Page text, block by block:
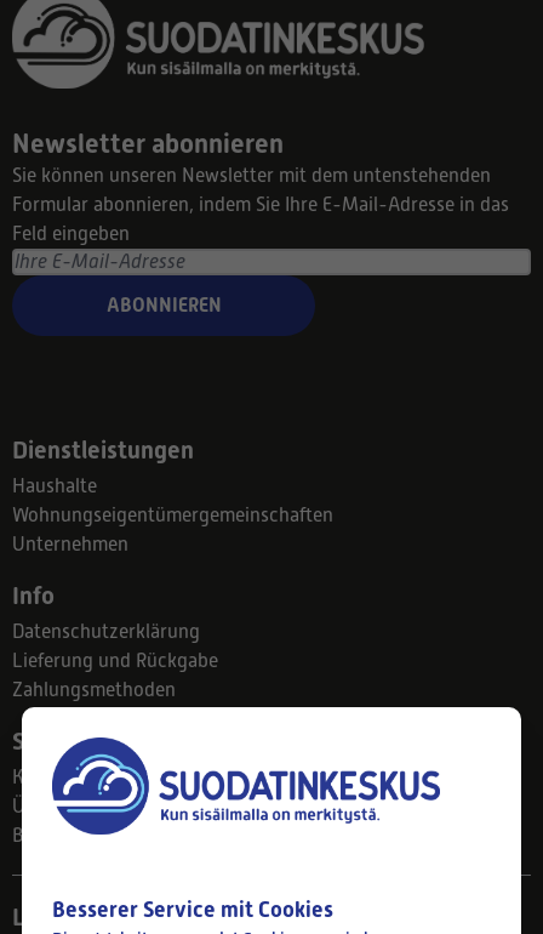
Newsletter abonnieren
Sie können unseren Newsletter mit dem untenstehenden
Formular abonnieren, indem Sie Ihre E-Mail-Adresse in das
Feld eingeben
ABONNIEREN
Dienstleistungen
Haushalte
Wohnungseigentümergemeinschaften
Unternehmen
Info
Datenschutzerklärung
Lieferung und Rückgabe
Zahlungsmethoden
Suodatinkeskus
Kontakt
Über uns
Blog
Ladengeschäft
Besserer Service mit Cookies